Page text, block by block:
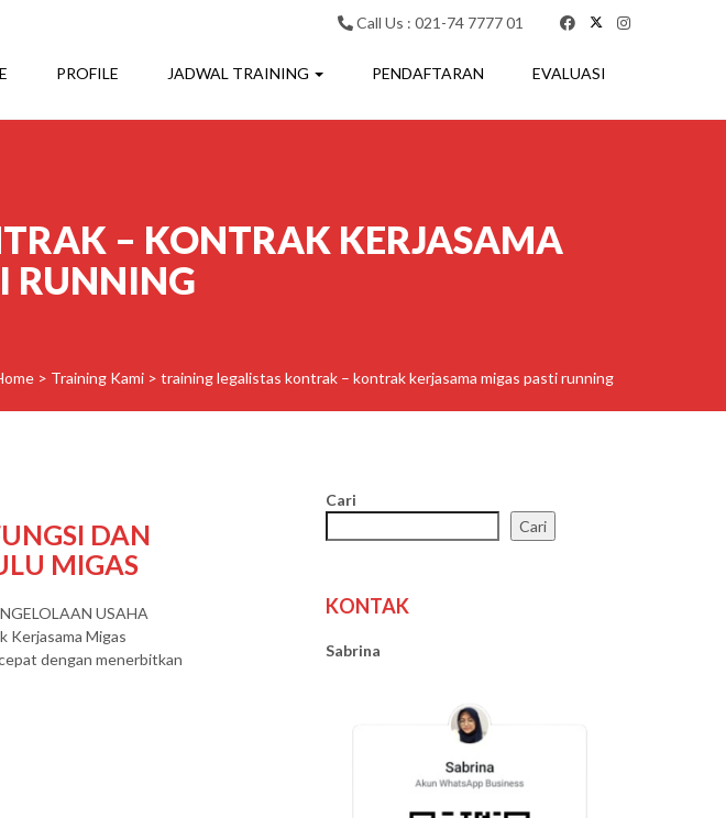
Call Us : 021-74 7777 01
PROFILE JADWAL TRAINING PENDAFTARAN EVALUASI
– KONTRAK KERJASAMA
RUNNING
> Training Kami > training legalistas kontrak – kontrak kerjasama migas pasti running
DAN
MIGAS
USAHA
Kerjasama Migas
dengan menerbitkan
Cari
Cari
KONTAK
Sabrina